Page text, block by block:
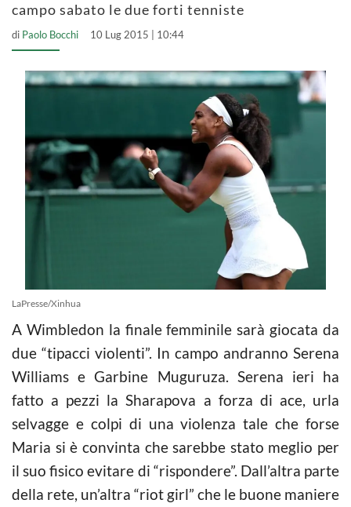
campo sabato le due forti tenniste
di Paolo Bocchi 10 Lug 2015 | 10:44
LaPresse/Xinhua
A Wimbledon la finale femminile sarà giocata da
due “tipacci violenti”. In campo andranno Serena
Williams e Garbine Muguruza. Serena ieri ha
fatto a pezzi la Sharapova a forza di ace, urla
selvagge e colpi di una violenza tale che forse
Maria si è convinta che sarebbe stato meglio per
il suo fisico evitare di “rispondere”. Dall’altra parte
della rete, un’altra “riot girl” che le buone maniere